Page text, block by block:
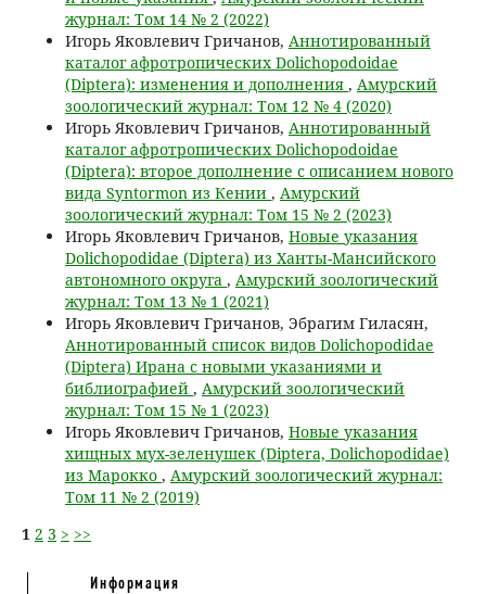
журнал: Том 14 № 2 (2022)
Игорь Яковлевич Гричанов, Аннотированный
каталог афротропических Dolichopodoidae
(Diptera): изменения и дополнения , Амурский
зоологический журнал: Том 12 № 4 (2020)
Игорь Яковлевич Гричанов, Аннотированный
каталог афротропических Dolichopodoidae
(Diptera): второе дополнение с описанием нового
вида Syntormon из Кении , Амурский
зоологический журнал: Том 15 № 2 (2023)
Игорь Яковлевич Гричанов, Новые указания
Dolichopodidae (Diptera) из Ханты-Мансийского
автономного округа , Амурский зоологический
журнал: Том 13 № 1 (2021)
Игорь Яковлевич Гричанов, Эбрагим Гиласян,
Аннотированный список видов Dolichopodidae
(Diptera) Ирана с новыми указаниями и
библиографией , Амурский зоологический
журнал: Том 15 № 1 (2023)
Игорь Яковлевич Гричанов, Новые указания
хищных мух-зеленушек (Diptera, Dolichopodidae)
из Марокко , Амурский зоологический журнал:
Том 11 № 2 (2019)
1 2 3 > >>
Информация